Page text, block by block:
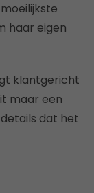
haar eigen
klantgericht
maar een
dat het